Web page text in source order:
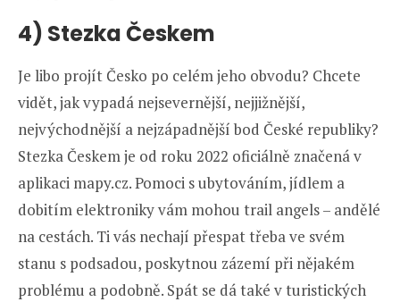
4) Stezka Českem
Je libo projít Česko po celém jeho obvodu? Chcete
vidět, jak vypadá nejsevernější, nejjižnější,
nejvýchodnější a nejzápadnější bod České republiky?
Stezka Českem je od roku 2022 oficiálně značená v
aplikaci mapy.cz. Pomoci s ubytováním, jídlem a
dobitím elektroniky vám mohou trail angels – andělé
na cestách. Ti vás nechají přespat třeba ve svém
stanu s podsadou, poskytnou zázemí při nějakém
problému a podobně. Spát se dá také v turistických